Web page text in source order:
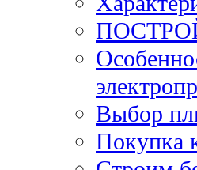
Выбор
Покупка